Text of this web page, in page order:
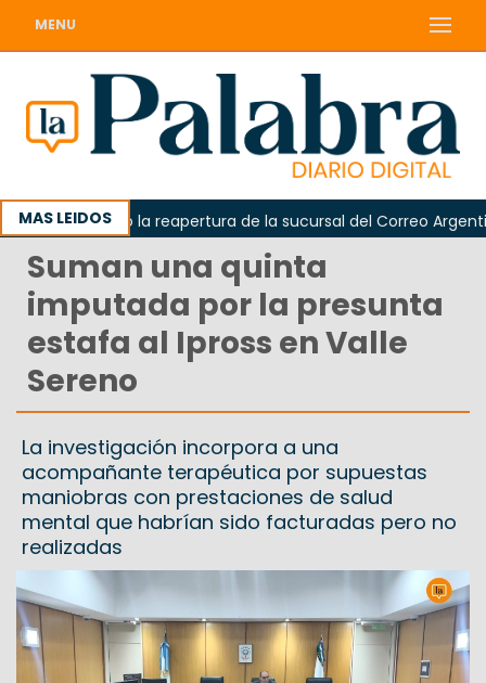
MENU
MAS LEIDOS
reclamó la reapertura de la sucursal del Correo Argentino
Suman una quinta
imputada por la presunta
estafa al Ipross en Valle
Sereno
La investigación incorpora a una
acompañante terapéutica por supuestas
maniobras con prestaciones de salud
mental que habrían sido facturadas pero no
realizadas